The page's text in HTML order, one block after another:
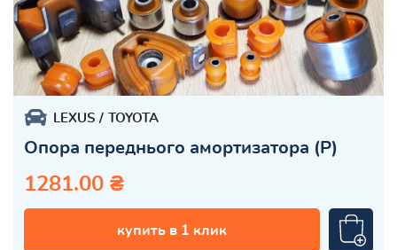
LEXUS TOYOTA
Опора переднього амортизатора (Р)
1281.00 ₴
купить в 1 клик